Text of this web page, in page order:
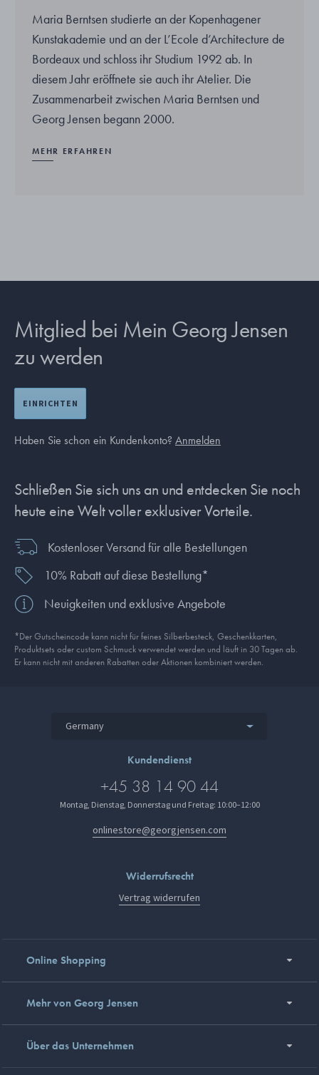
Maria Berntsen studierte an der Kopenhagener
Kunstakademie und an der L’Ecole d’Architecture de
Bordeaux und schloss ihr Studium 1992 ab. In
diesem Jahr eröffnete sie auch ihr Atelier. Die
Zusammenarbeit zwischen Maria Berntsen und
Georg Jensen begann 2000.
MEHR ERFAHREN
Mitglied bei Mein Georg Jensen
zu werden
EINRICHTEN
Haben Sie schon ein Kundenkonto? Anmelden
Schließen Sie sich uns an und entdecken Sie noch
heute eine Welt voller exklusiver Vorteile.
Kostenloser Versand für alle Bestellungen
10% Rabatt auf diese Bestellung*
Neuigkeiten und exklusive Angebote
*Der Gutscheincode kann nicht für feines Silberbesteck, Geschenkkarten,
Produkt­sets oder custom Schmuck verwendet werden und läuft in 30 Tagen ab.
Er kann nicht mit anderen Rabatten oder Aktionen kombiniert werden.
Germany
Kundendienst
+45 38 14 90 44
Montag, Dienstag, Donnerstag und Freitag: 10:00–12:00
onlinestore@georgjensen.com
Widerrufsrecht
Vertrag widerrufen
Online Shopping
Mehr von Georg Jensen
Über das Unternehmen